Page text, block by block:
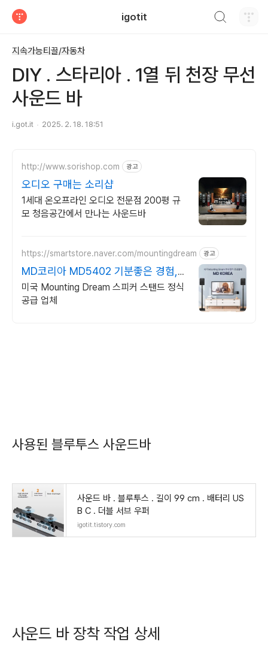
igotit
지속가능티끌/자동차
DIY . 스타리아 . 1열 뒤 천장 무선
사운드 바
i.got.it 2025. 2. 18. 18:51
http://www.sorishop.com 광고
오디오 구매는 소리샵
1세대 온오프라인 오디오 전문점 200평 규
모 청음공간에서 만나는 사운드바
https://smartstore.naver.com/mountingdream 광고
MD코리아 MD5402 기분좋은 경험,
행복한 소리
미국 Mounting Dream 스피커 스탠드 정식
공급 업체
사용된 블루투스 사운드바
사운드 바 . 블루투스 . 길이 99 cm . 배터리 US
B C . 더블 서브 우퍼
igotit.tistory.com
사운드 바 장착 작업 상세